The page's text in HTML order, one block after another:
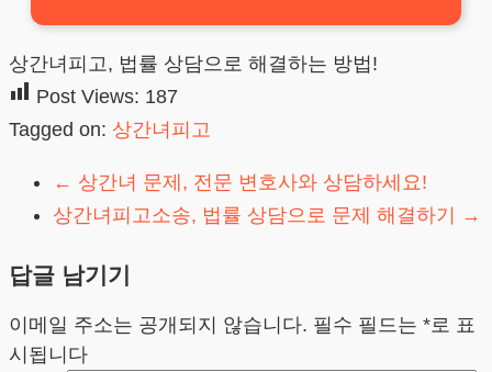
상간녀피고, 법률 상담으로 해결하는 방법!
Post Views: 187
Tagged on: 상간녀피고
← 상간녀 문제, 전문 변호사와 상담하세요!
상간녀피고소송, 법률 상담으로 문제 해결하기
→
답글 남기기
이메일 주소는 공개되지 않습니다. 필수 필드는 *로 표
시됩니다